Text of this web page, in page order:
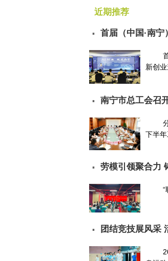
定…
近期推荐
▪
首届（中国·南
请…
新创
▪ 南宁市总工会召
下半
▪ 劳模引领聚合力
“
▪ 团结竞技展风